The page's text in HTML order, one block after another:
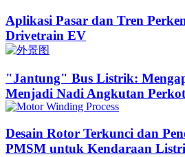
Aplikasi Pasar dan Tren
Drivetrain EV
"Jantung" Bus Listrik:
Menjadi Nadi Angkutan
Desain Rotor Terkunci dan
PMSM untuk Kendaraan